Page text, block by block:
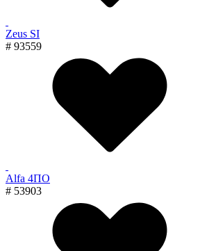
Zeus SI
# 93559
Alfa 4ПО
# 53903